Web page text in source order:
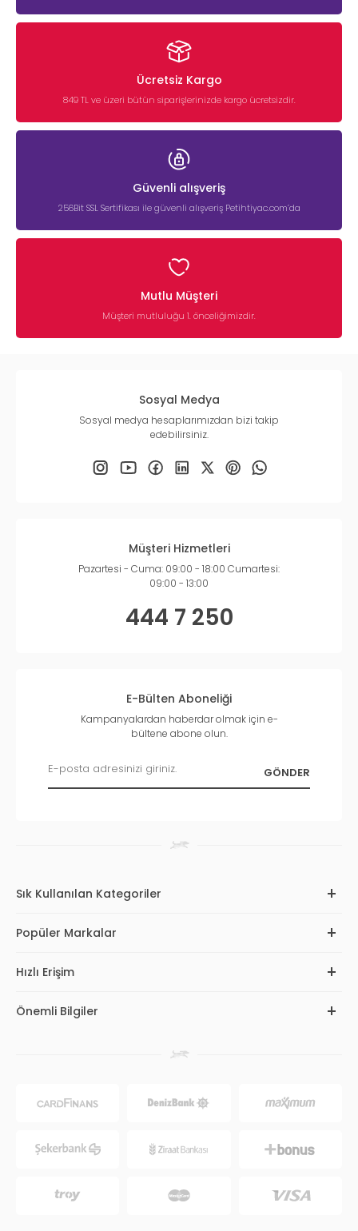
Ücretsiz Kargo
849 TL ve üzeri bütün siparişlerinizde kargo ücretsizdir.
Güvenli alışveriş
256Bit SSL Sertifikası ile güvenli alışveriş Petihtiyac.com’da
Mutlu Müşteri
Müşteri mutluluğu 1. önceliğimizdir.
Sosyal Medya
Sosyal medya hesaplarımızdan bizi takip
edebilirsiniz.
Müşteri Hizmetleri
Pazartesi - Cuma: 09:00 - 18:00 Cumartesi:
09:00 - 13:00
444 7 250
E-Bülten Aboneliği
Kampanyalardan haberdar olmak için e-
bültene abone olun.
Sık Kullanılan Kategoriler
Popüler Markalar
Hızlı Erişim
Önemli Bilgiler